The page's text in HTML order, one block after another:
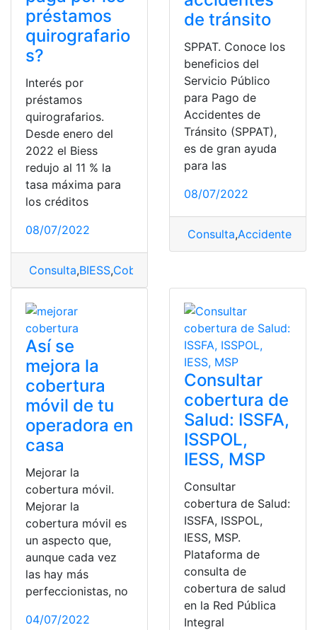
préstamos
quirografario
s?
Interés por
préstamos
quirografarios.
Desde enero del
2022 el Biess
redujo al 11 % la
tasa máxima para
los créditos
08/07/2022
Consulta,BIESS,Cobertura
de tránsito
SPPAT. Conoce los
beneficios del
Servicio Público
para Pago de
Accidentes de
Tránsito (SPPAT),
es de gran ayuda
para las
08/07/2022
Consulta,Accidentes
Así se
mejora la
cobertura
móvil de tu
operadora en
casa
Mejorar la
cobertura móvil.
Mejorar la
cobertura móvil es
un aspecto que,
aunque cada vez
las hay más
perfeccionistas, no
04/07/2022
Consultar
cobertura de
Salud: ISSFA,
ISSPOL,
IESS, MSP
Consultar
cobertura de Salud:
ISSFA, ISSPOL,
IESS, MSP.
Plataforma de
consulta de
cobertura de salud
en la Red Pública
Integral